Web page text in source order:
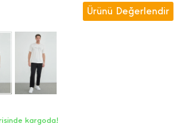
Ürünü Değerlendir
kargoda!